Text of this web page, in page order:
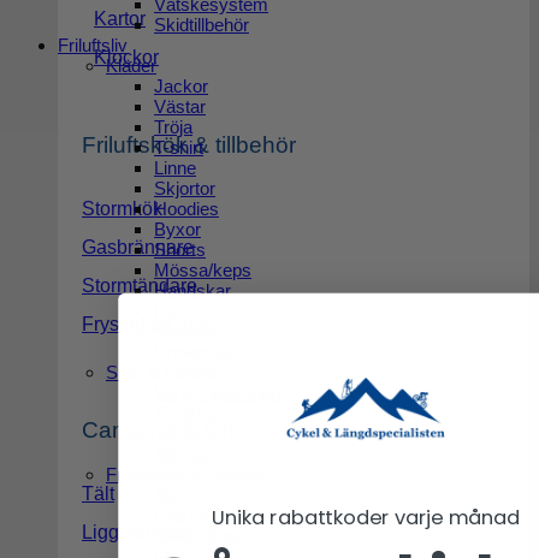
Kartor
Klockor
Friluftskök & tillbehör
Stormkök
Gasbrännare
Stormtändare
Frystorkad mat
Camping & tält
Tält
Liggunderlag
Vätskesystem
Skidtillbehör
Friluftsliv
Kläder
Jackor
Västar
Tröja
T-shirt
Linne
Skjortor
Hoodies
Byxor
Shorts
Mössa/keps
Handskar
Skor & kängor
Friluftskök & tillbehör
GasbrännareUnika rabattkoder varje månad